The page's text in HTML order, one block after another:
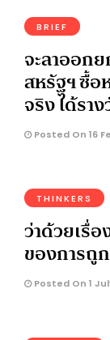
BRIEF
จะลาออก
สหรัฐฯ ซื้
จริง ได้รา
Posted On 16
THINKERS
ว่าด้วยเรื่
ของการถู
Posted On 1